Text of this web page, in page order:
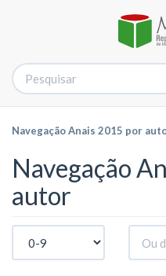
Navegação Anais 2015 por
Navegação
autor